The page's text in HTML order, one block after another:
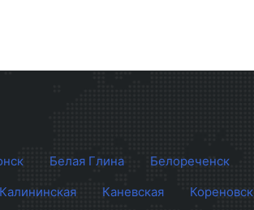
Белая Глина Белореченск
Калининская Каневская Кореновск